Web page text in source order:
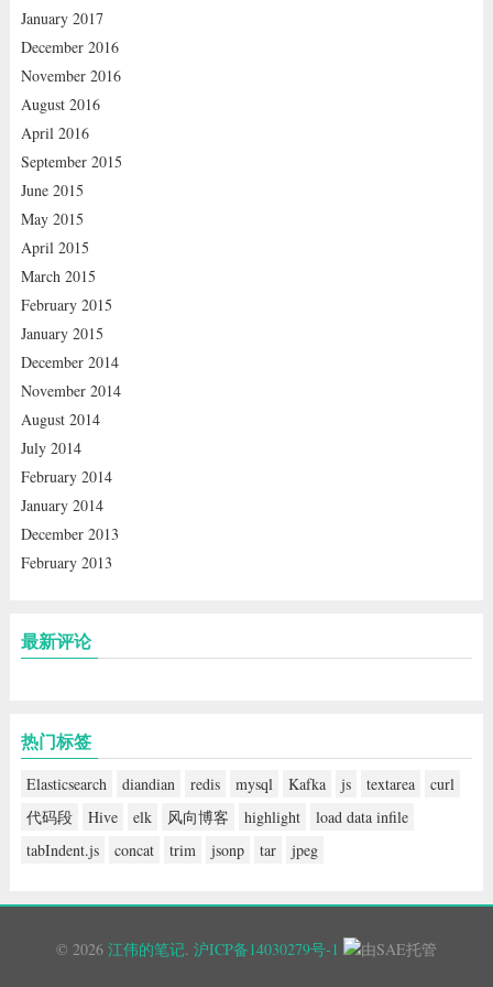
January 2017
December 2016
November 2016
August 2016
April 2016
September 2015
June 2015
May 2015
April 2015
March 2015
February 2015
January 2015
December 2014
November 2014
August 2014
July 2014
February 2014
January 2014
December 2013
February 2013
最新评论
热门标签
Elasticsearch diandian redis mysql Kafka js textarea
curl
代码段
Hive elk 风向博客 highlight
load data infile
tabIndent.js
concat trim jsonp tar jpeg
© 2026 江伟的笔记. 沪ICP备14030279号-1